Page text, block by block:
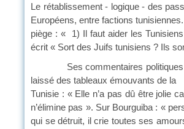
Le rétablissement - logique - des
Européens, entre factions
piège : « 1) Il faut aider les
écrit « Sort des Juifs tunisiens ? Ils
Ses commentaires politiques
laissé des tableaux émouvants de la
Tunisie : « Elle n’a pas dû être jolie
n’élimine pas ». Sur Bourguiba : «
qui se détruit, il crie toutes ses